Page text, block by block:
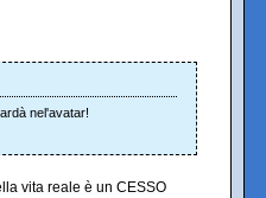
nel'avatar!
vita reale è un CESSO